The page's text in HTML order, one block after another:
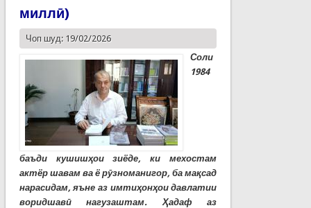
миллӣ)
Чоп шуд: 19/02/2026
Соли
1984
баъди кушишҳои зиёде, ки мехостам
актёр шавам ва ё рӯзноманигор, ба мақсад
нарасидам, яъне аз имтиҳонҳои давлатии
воридшавӣ нагузаштам. Ҳадаф аз